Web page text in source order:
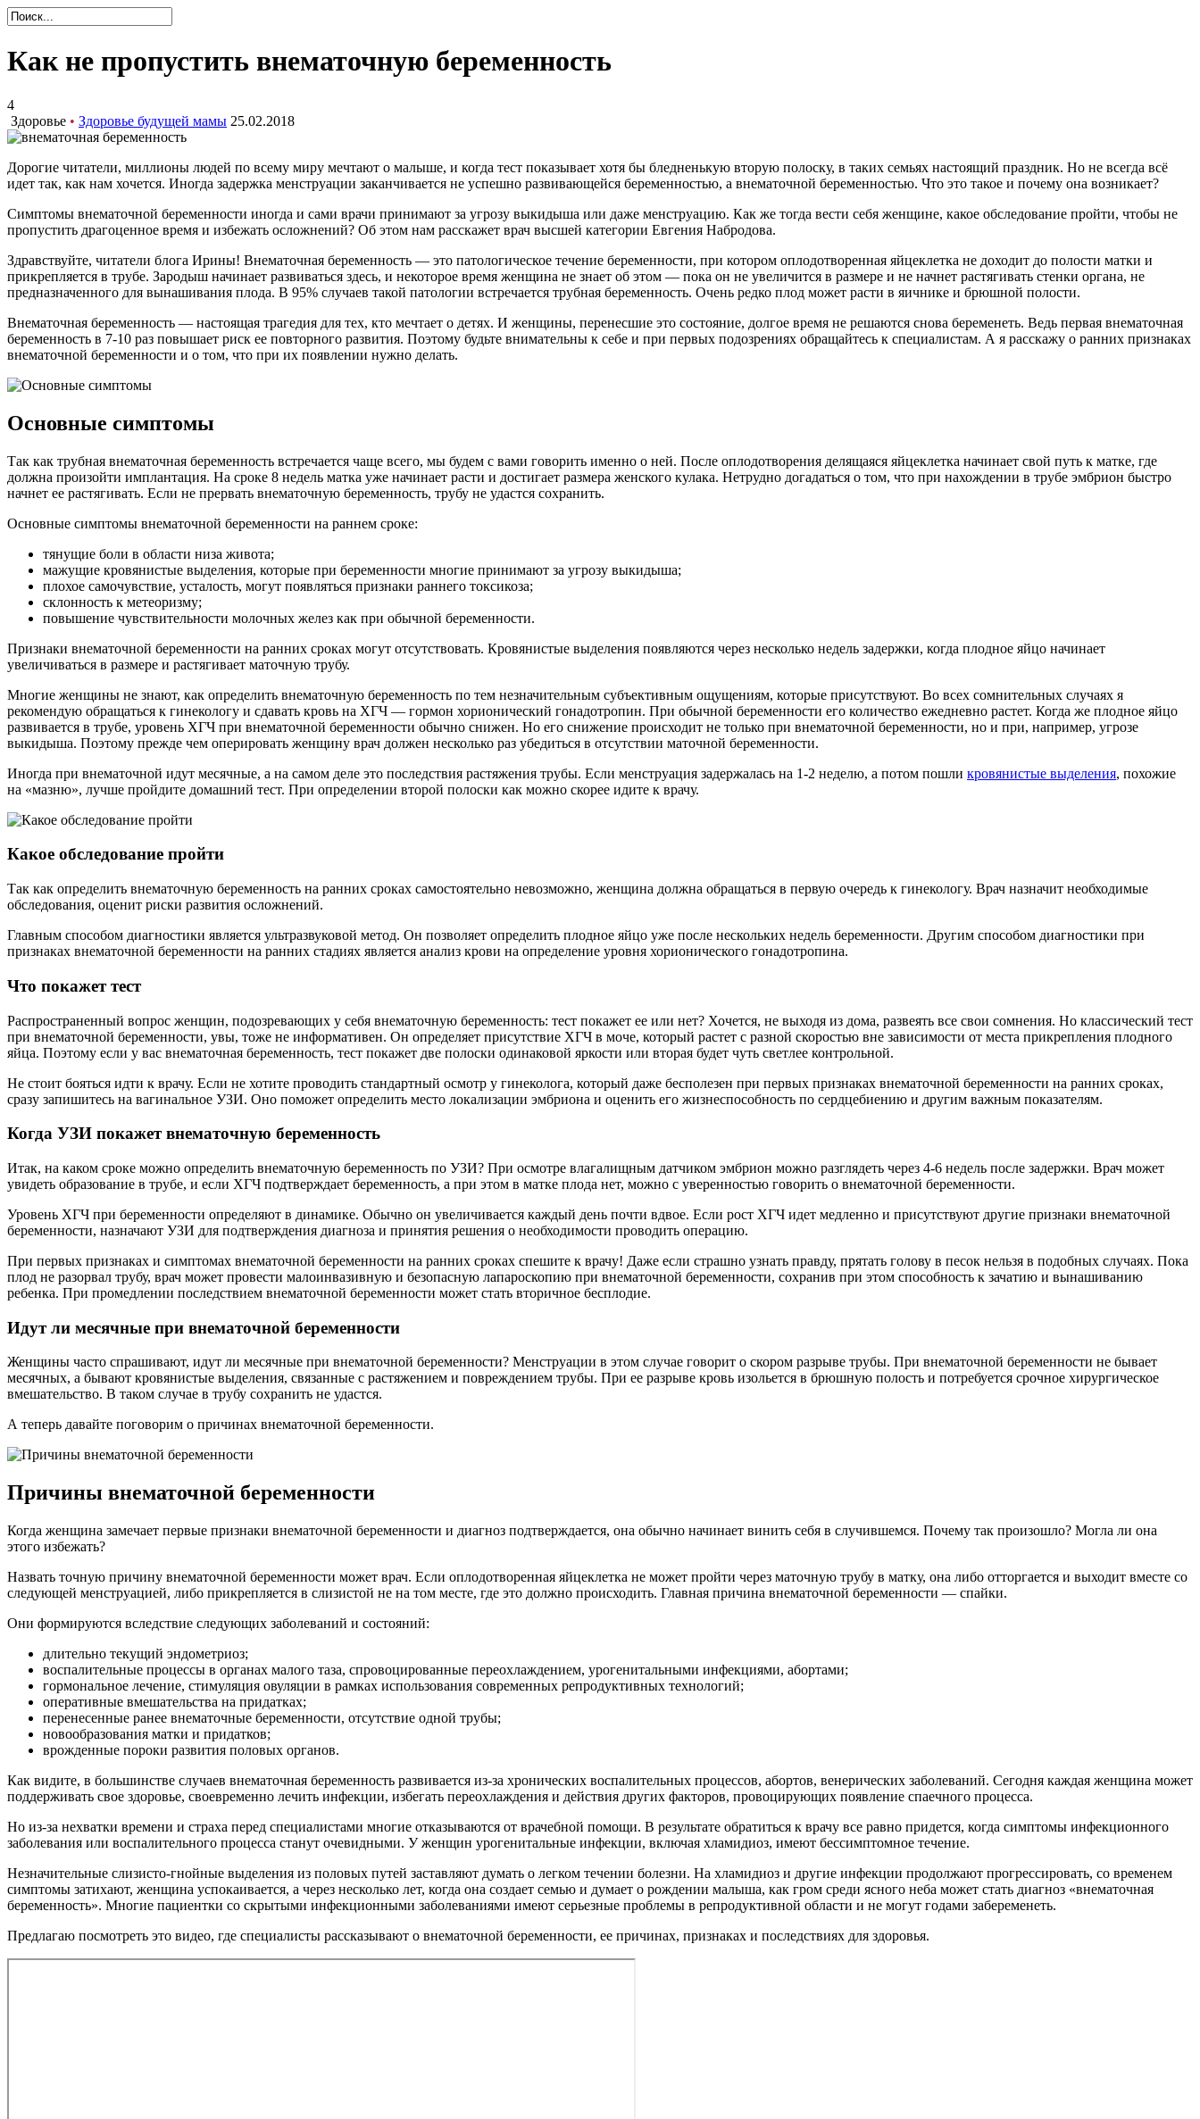
Как не пропустить внематочную беременность
4
Здоровье • Здоровье будущей мамы 25.02.2018
Дорогие читатели, миллионы людей по всему миру мечтают о малыше, и когда тест показывает хотя бы бледненькую вторую полоску, в таких семьях настоящий праздник. Но не всегда всё
идет так, как нам хочется. Иногда задержка менструации заканчивается не успешно развивающейся беременностью, а внематочной беременностью. Что это такое и почему она возникает?
Симптомы внематочной беременности иногда и сами врачи принимают за угрозу выкидыша или даже менструацию. Как же тогда вести себя женщине, какое обследование пройти, чтобы не
пропустить драгоценное время и избежать осложнений? Об этом нам расскажет врач высшей категории Евгения Набродова.
Здравствуйте, читатели блога Ирины! Внематочная беременность — это патологическое течение беременности, при котором оплодотворенная яйцеклетка не доходит до полости матки и
прикрепляется в трубе. Зародыш начинает развиваться здесь, и некоторое время женщина не знает об этом — пока он не увеличится в размере и не начнет растягивать стенки органа, не
предназначенного для вынашивания плода. В 95% случаев такой патологии встречается трубная беременность. Очень редко плод может расти в яичнике и брюшной полости.
Внематочная беременность — настоящая трагедия для тех, кто мечтает о детях. И женщины, перенесшие это состояние, долгое время не решаются снова беременеть. Ведь первая внематочная
беременность в 7-10 раз повышает риск ее повторного развития. Поэтому будьте внимательны к себе и при первых подозрениях обращайтесь к специалистам. А я расскажу о ранних признаках
внематочной беременности и о том, что при их появлении нужно делать.
Основные симптомы
Так как трубная внематочная беременность встречается чаще всего, мы будем с вами говорить именно о ней. После оплодотворения делящаяся яйцеклетка начинает свой путь к матке, где
должна произойти имплантация. На сроке 8 недель матка уже начинает расти и достигает размера женского кулака. Нетрудно догадаться о том, что при нахождении в трубе эмбрион быстро
начнет ее растягивать. Если не прервать внематочную беременность, трубу не удастся сохранить.
Основные симптомы внематочной беременности на раннем сроке:
тянущие боли в области низа живота;
мажущие кровянистые выделения, которые при беременности многие принимают за угрозу выкидыша;
плохое самочувствие, усталость, могут появляться признаки раннего токсикоза;
склонность к метеоризму;
повышение чувствительности молочных желез как при обычной беременности.
Признаки внематочной беременности на ранних сроках могут отсутствовать. Кровянистые выделения появляются через несколько недель задержки, когда плодное яйцо начинает
увеличиваться в размере и растягивает маточную трубу.
Многие женщины не знают, как определить внематочную беременность по тем незначительным субъективным ощущениям, которые присутствуют. Во всех сомнительных случаях я
рекомендую обращаться к гинекологу и сдавать кровь на ХГЧ — гормон хорионический гонадотропин. При обычной беременности его количество ежедневно растет. Когда же плодное яйцо
развивается в трубе, уровень ХГЧ при внематочной беременности обычно снижен. Но его снижение происходит не только при внематочной беременности, но и при, например, угрозе
выкидыша. Поэтому прежде чем оперировать женщину врач должен несколько раз убедиться в отсутствии маточной беременности.
Иногда при внематочной идут месячные, а на самом деле это последствия растяжения трубы. Если менструация задержалась на 1-2 неделю, а потом пошли кровянистые выделения, похожие
на «мазню», лучше пройдите домашний тест. При определении второй полоски как можно скорее идите к врачу.
Какое обследование пройти
Так как определить внематочную беременность на ранних сроках самостоятельно невозможно, женщина должна обращаться в первую очередь к гинекологу. Врач назначит необходимые
обследования, оценит риски развития осложнений.
Главным способом диагностики является ультразвуковой метод. Он позволяет определить плодное яйцо уже после нескольких недель беременности. Другим способом диагностики при
признаках внематочной беременности на ранних стадиях является анализ крови на определение уровня хорионического гонадотропина.
Что покажет тест
Распространенный вопрос женщин, подозревающих у себя внематочную беременность: тест покажет ее или нет? Хочется, не выходя из дома, развеять все свои сомнения. Но классический тест
при внематочной беременности, увы, тоже не информативен. Он определяет присутствие ХГЧ в моче, который растет с разной скоростью вне зависимости от места прикрепления плодного
яйца. Поэтому если у вас внематочная беременность, тест покажет две полоски одинаковой яркости или вторая будет чуть светлее контрольной.
Не стоит бояться идти к врачу. Если не хотите проводить стандартный осмотр у гинеколога, который даже бесполезен при первых признаках внематочной беременности на ранних сроках,
сразу запишитесь на вагинальное УЗИ. Оно поможет определить место локализации эмбриона и оценить его жизнеспособность по сердцебиению и другим важным показателям.
Когда УЗИ покажет внематочную беременность
Итак, на каком сроке можно определить внематочную беременность по УЗИ? При осмотре влагалищным датчиком эмбрион можно разглядеть через 4-6 недель после задержки. Врач может
увидеть образование в трубе, и если ХГЧ подтверждает беременность, а при этом в матке плода нет, можно с уверенностью говорить о внематочной беременности.
Уровень ХГЧ при беременности определяют в динамике. Обычно он увеличивается каждый день почти вдвое. Если рост ХГЧ идет медленно и присутствуют другие признаки внематочной
беременности, назначают УЗИ для подтверждения диагноза и принятия решения о необходимости проводить операцию.
При первых признаках и симптомах внематочной беременности на ранних сроках спешите к врачу! Даже если страшно узнать правду, прятать голову в песок нельзя в подобных случаях. Пока
плод не разорвал трубу, врач может провести малоинвазивную и безопасную лапароскопию при внематочной беременности, сохранив при этом способность к зачатию и вынашиванию
ребенка. При промедлении последствием внематочной беременности может стать вторичное бесплодие.
Идут ли месячные при внематочной беременности
Женщины часто спрашивают, идут ли месячные при внематочной беременности? Менструации в этом случае говорит о скором разрыве трубы. При внематочной беременности не бывает
месячных, а бывают кровянистые выделения, связанные с растяжением и повреждением трубы. При ее разрыве кровь изольется в брюшную полость и потребуется срочное хирургическое
вмешательство. В таком случае в трубу сохранить не удастся.
А теперь давайте поговорим о причинах внематочной беременности.
Причины внематочной беременности
Когда женщина замечает первые признаки внематочной беременности и диагноз подтверждается, она обычно начинает винить себя в случившемся. Почему так произошло? Могла ли она
этого избежать?
Назвать точную причину внематочной беременности может врач. Если оплодотворенная яйцеклетка не может пройти через маточную трубу в матку, она либо отторгается и выходит вместе со
следующей менструацией, либо прикрепляется в слизистой не на том месте, где это должно происходить. Главная причина внематочной беременности — спайки.
Они формируются вследствие следующих заболеваний и состояний:
длительно текущий эндометриоз;
воспалительные процессы в органах малого таза, спровоцированные переохлаждением, урогенитальными инфекциями, абортами;
гормональное лечение, стимуляция овуляции в рамках использования современных репродуктивных технологий;
оперативные вмешательства на придатках;
перенесенные ранее внематочные беременности, отсутствие одной трубы;
новообразования матки и придатков;
врожденные пороки развития половых органов.
Как видите, в большинстве случаев внематочная беременность развивается из-за хронических воспалительных процессов, абортов, венерических заболеваний. Сегодня каждая женщина может
поддерживать свое здоровье, своевременно лечить инфекции, избегать переохлаждения и действия других факторов, провоцирующих появление спаечного процесса.
Но из-за нехватки времени и страха перед специалистами многие отказываются от врачебной помощи. В результате обратиться к врачу все равно придется, когда симптомы инфекционного
заболевания или воспалительного процесса станут очевидными. У женщин урогенитальные инфекции, включая хламидиоз, имеют бессимптомное течение.
Незначительные слизисто-гнойные выделения из половых путей заставляют думать о легком течении болезни. На хламидиоз и другие инфекции продолжают прогрессировать, со временем
симптомы затихают, женщина успокаивается, а через несколько лет, когда она создает семью и думает о рождении малыша, как гром среди ясного неба может стать диагноз «внематочная
беременность». Многие пациентки со скрытыми инфекционными заболеваниями имеют серьезные проблемы в репродуктивной области и не могут годами забеременеть.
Предлагаю посмотреть это видео, где специалисты рассказывают о внематочной беременности, ее причинах, признаках и последствиях для здоровья.